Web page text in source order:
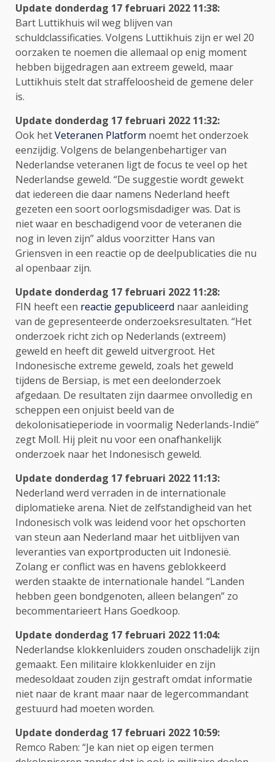
Update donderdag 17 februari 2022 11:38:
Bart Luttikhuis wil weg blijven van
schuldclassificaties. Volgens Luttikhuis zijn er wel 20
oorzaken te noemen die allemaal op enig moment
hebben bijgedragen aan extreem geweld, maar
Luttikhuis stelt dat straffeloosheid de gemene deler
is.
Update donderdag 17 februari 2022 11:32:
Ook hetVeteranen Platform noemt het onderzoek
eenzijdig. Volgens de belangenbehartiger van
Nederlandse veteranen ligt de focus te veel op het
Nederlandse geweld. “De suggestie wordt gewekt
dat iedereen die daar namens Nederland heeft
gezeten een soort oorlogsmisdadiger was. Dat is
niet waar en beschadigend voor de veteranen die
nog in leven zijn” aldus voorzitter Hans van
Griensven in een reactie op de deelpublicaties die nu
al openbaar zijn.
Update donderdag 17 februari 2022 11:28:
FIN heeft een reactie gepubliceerd naar aanleiding
van de gepresenteerde onderzoeksresultaten. “Het
onderzoek richt zich op Nederlands (extreem)
geweld en heeft dit geweld uitvergroot. Het
Indonesische extreme geweld, zoals het geweld
tijdens de Bersiap, is met een deelonderzoek
afgedaan. De resultaten zijn daarmee onvolledig en
scheppen een onjuist beeld van de
dekolonisatieperiode in voormalig Nederlands-Indië”
zegt Moll. Hij pleit nu voor een onafhankelijk
onderzoek naar het Indonesisch geweld.
Update donderdag 17 februari 2022 11:13:
Nederland werd verraden in de internationale
diplomatieke arena. Niet de zelfstandigheid van het
Indonesisch volk was leidend voor het opschorten
van steun aan Nederland maar het uitblijven van
leveranties van exportproducten uit Indonesië.
Zolang er conflict was en havens geblokkeerd
werden staakte de internationale handel. “Landen
hebben geen bondgenoten, alleen belangen” zo
becommentarieert Hans Goedkoop.
Update donderdag 17 februari 2022 11:04:
Nederlandse klokkenluiders zouden onschadelijk zijn
gemaakt. Een militaire klokkenluider en zijn
medesoldaat zouden zijn gestraft omdat informatie
niet naar de krant maar naar de legercommandant
gestuurd had moeten worden.
Update donderdag 17 februari 2022 10:59:
Remco Raben: “Je kan niet op eigen termen